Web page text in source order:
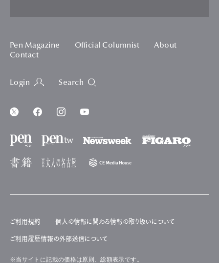
Pen Magazine Official Columnist
About
Contact
Login Search
ご利用規約 個人の情報に関わる情報の取り扱いについて
ご利用履歴情報の外部送信について
※当サイトに記載の価格は原則、総額表示です。